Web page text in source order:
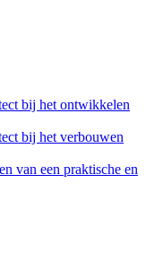
bij het ontwikkelen
bij het verbouwen
van een praktische en